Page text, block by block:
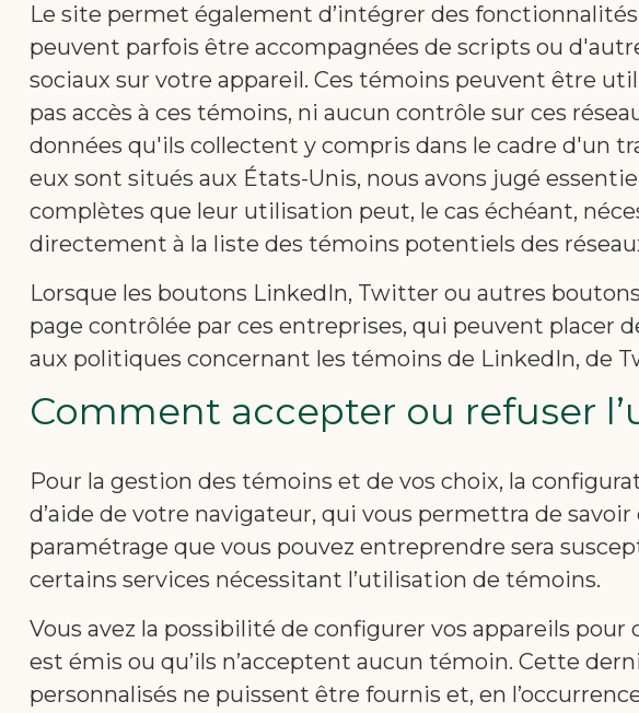
Le site permet également d’intégrer des
peuvent parfois être accompagnées de scripts ou
sociaux sur votre appareil. Ces témoins peuvent être
pas accès à ces témoins, ni aucun contrôle sur ces
données qu'ils collectent y compris dans le cadre d'un
eux sont situés aux États-Unis, nous avons jugé
complètes que leur utilisation peut, le cas échéant,
directement à la liste des témoins potentiels des
Lorsque les boutons LinkedIn, Twitter ou autres
page contrôlée par ces entreprises, qui peuvent placer
aux politiques concernant les témoins de LinkedIn, de
Comment accepter ou refuser
Pour la gestion des témoins et de vos choix, la
d’aide de votre navigateur, qui vous permettra de
paramétrage que vous pouvez entreprendre sera
certains services nécessitant l’utilisation de témoins.
Vous avez la possibilité de configurer vos appareils
est émis ou qu’ils n’acceptent aucun témoin. Cette
personnalisés ne puissent être fournis et, en